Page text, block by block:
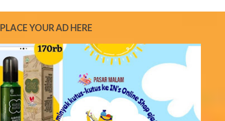
n
t
s
PLACE YOUR AD HERE